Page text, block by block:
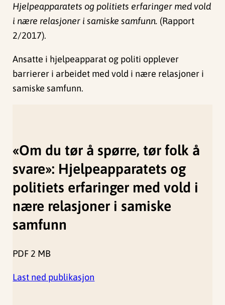
Hjelpeapparatets og politiets erfaringer med vold
i nære relasjoner i samiske samfunn. (Rapport
2/2017).
Ansatte i hjelpeapparat og politi opplever
barrierer i arbeidet med vold i nære relasjoner i
samiske samfunn.
«Om du tør å spørre, tør folk å
svare»: Hjelpeapparatets og
politiets erfaringer med vold i
nære relasjoner i samiske
samfunn
PDF 2 MB
Last ned publikasjon